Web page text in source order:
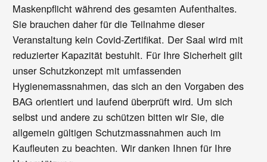
Maskenpflicht während des gesamten Aufenthaltes.
Sie brauchen daher für die Teilnahme dieser
Veranstaltung kein Covid-Zertifikat. Der Saal wird mit
reduzierter Kapazität bestuhlt. Für Ihre Sicherheit gilt
unser Schutzkonzept mit umfassenden
Hygienemassnahmen, das sich an den Vorgaben des
BAG orientiert und laufend überprüft wird. Um sich
selbst und andere zu schützen bitten wir Sie, die
allgemein gültigen Schutzmassnahmen auch im
Kaufleuten zu beachten. Wir danken Ihnen für Ihre